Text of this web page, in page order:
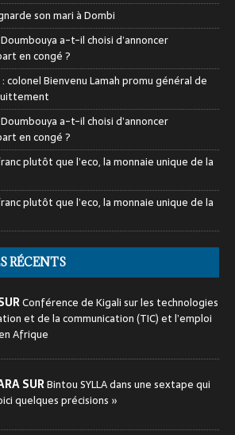
son mari à Dombi
a-t-il choisi d’annoncer
en congé ?
Bienvenu Lamah promu général de
a-t-il choisi d’annoncer
en congé ?
plutôt que l’eco, la monnaie unique de la
plutôt que l’eco, la monnaie unique de la
RÉCENTS
Conférence de Kigali sur les technologies
et de la communication (TIC) et l’emploi
Afrique
SURBintou SYLLA dans une sextape qui
quelques précisions »